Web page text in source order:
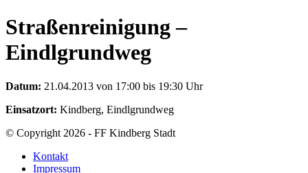
Straßenreinigung –
Eindlgrundweg
Datum: 21.04.2013 von 17:00 bis 19:30 Uhr
Einsatzort: Kindberg, Eindlgrundweg
© Copyright 2026 - FF Kindberg Stadt
Kontakt
Impressum